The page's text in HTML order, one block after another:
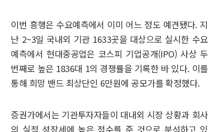
이번 흥행은 수요예측에서 이미 어느 정도 예견됐다. 지
난 2~3일 국내외 기관 1633곳을 대상으로 실시한 수요
예측에서 현대중공업은 코스피 기업공개(IPO) 사상 두
번째로 높은 1836대 1의 경쟁률을 기록한 바 있다. 이를
통해 희망 밴드 최상단인 6만원에 공모가를 확정했다.
증권가에서는 기관투자자들이 대내외 시장 상황과 회사
의 실적 성장세에 높은 점수를 준 것으로 분석하고 있